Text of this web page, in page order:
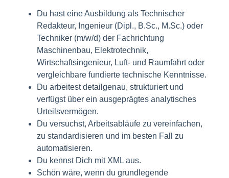
Du hast eine Ausbildung als Technischer
Redakteur, Ingenieur (Dipl., B.Sc., M.Sc.) oder
Techniker (m/w/d) der Fachrichtung
Maschinenbau, Elektrotechnik,
Wirtschaftsingenieur, Luft- und Raumfahrt oder
vergleichbare fundierte technische Kenntnisse.
Du arbeitest detailgenau, strukturiert und
verfügst über ein ausgeprägtes analytisches
Urteilsvermögen.
Du versuchst, Arbeitsabläufe zu vereinfachen,
zu standardisieren und im besten Fall zu
automatisieren.
Du kennst Dich mit XML aus.
Schön wäre, wenn du grundlegende